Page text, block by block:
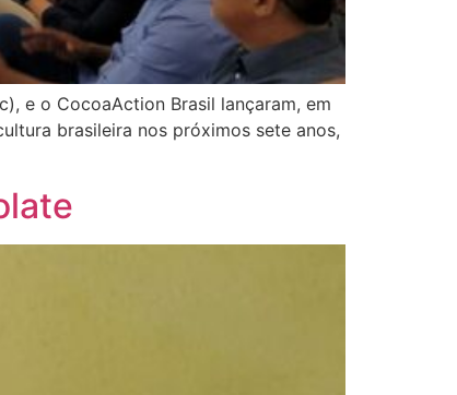
e o CocoaAction Brasil lançaram, em
brasileira nos próximos sete anos,